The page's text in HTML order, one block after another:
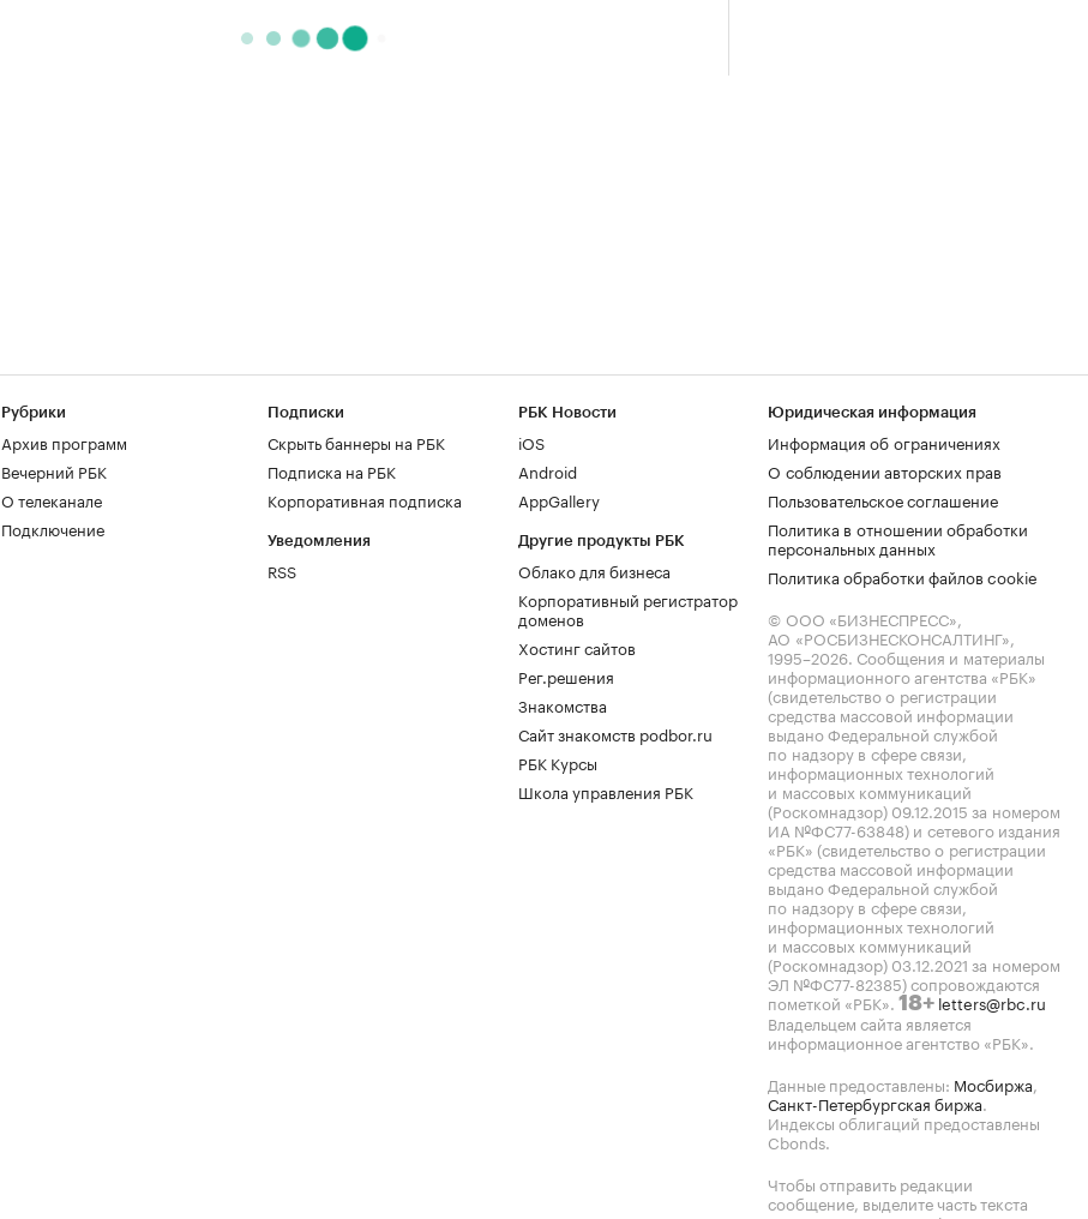
Рубрики
Архив программ
Вечерний РБК
О телеканале
Подключение
Подписки
Скрыть баннеры на РБК
Подписка на РБК
Корпоративная подписка
Уведомления
RSS
РБК Новости
iOS
Android
AppGallery
Другие продукты РБК
Облако для бизнеса
Корпоративный регистратор
доменов
Хостинг сайтов
Рег.решения
Знакомства
Сайт знакомств podbor.ru
РБК Курсы
Школа управления РБК
Юридическая информация
Информация об ограничениях
О соблюдении авторских прав
Пользовательское соглашение
Политика в отношении обработки
персональных данных
Политика обработки файлов cookie
© ООО «БИЗНЕСПРЕСС»,
АО «РОСБИЗНЕСКОНСАЛТИНГ»,
1995–2026. Сообщения и материалы
информационного агентства «РБК»
(свидетельство о регистрации
средства массовой информации
выдано Федеральной службой
по надзору в сфере связи,
информационных технологий
и массовых коммуникаций
(Роскомнадзор) 09.12.2015 за номером
ИА №ФС77-63848) и сетевого издания
«РБК» (свидетельство о регистрации
средства массовой информации
выдано Федеральной службой
по надзору в сфере связи,
информационных технологий
и массовых коммуникаций
(Роскомнадзор) 03.12.2021 за номером
ЭЛ №ФС77-82385) сопровождаются
пометкой «РБК». 18+ letters@rbc.ru
Владельцем сайта является
информационное агентство «РБК».
Данные предоставлены: Мосбиржа,
Санкт-Петербургская биржа.
Индексы облигаций предоставлены
Cbonds.
Чтобы отправить редакции
сообщение, выделите часть текста